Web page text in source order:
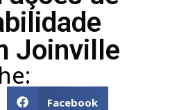
Joinville
Facebook